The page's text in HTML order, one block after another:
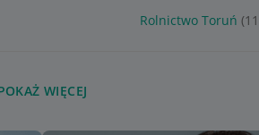
Rolnictwo Toruń
WIĘCEJ